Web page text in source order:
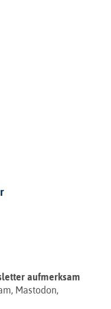
aufmerksam
Mastodon,